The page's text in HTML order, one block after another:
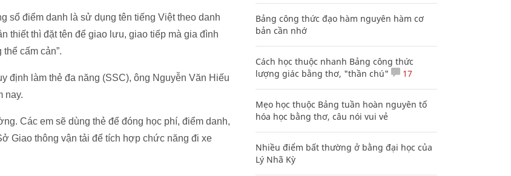
sổ điểm danh là sử dụng tên tiếng Việt theo danh
thiết thì đặt tên để giao lưu, giao tiếp mà gia đình
cấm cản”.
định làm thẻ đa năng (SSC), ông Nguyễn Văn Hiếu
nay.
Các em sẽ dùng thẻ để đóng học phí, điểm danh,
Giao thông vận tải để tích hợp chức năng đi xe
Bảng công thức đạo hàm nguyên hàm cơ
bản cần nhớ
Cách học thuộc nhanh Bảng công thức
lượng giác bằng thơ, "thần chú"
17
Mẹo học thuộc Bảng tuần hoàn nguyên tố
hóa học bằng thơ, câu nói vui vẻ
Nhiều điểm bất thường ở bằng đại học của
Lý Nhã Kỳ